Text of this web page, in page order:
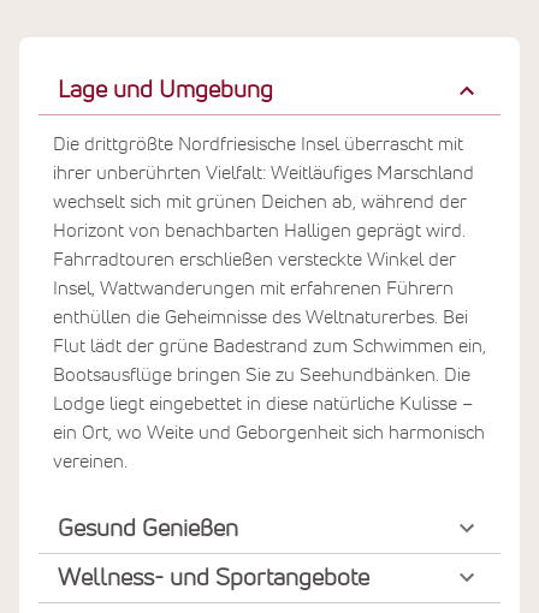
Lage und Umgebung
Die drittgrößte Nordfriesische Insel überrascht mit
ihrer unberührten Vielfalt: Weitläufiges Marschland
wechselt sich mit grünen Deichen ab, während der
Horizont von benachbarten Halligen geprägt wird.
Fahrradtouren erschließen versteckte Winkel der
Insel, Wattwanderungen mit erfahrenen Führern
enthüllen die Geheimnisse des Weltnaturerbes. Bei
Flut lädt der grüne Badestrand zum Schwimmen ein,
Bootsausflüge bringen Sie zu Seehundbänken. Die
Lodge liegt eingebettet in diese natürliche Kulisse –
ein Ort, wo Weite und Geborgenheit sich harmonisch
vereinen.
Gesund Genießen
Wellness- und Sportangebote